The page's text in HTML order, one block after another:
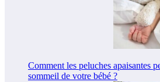
Comment les peluches apaisantes
sommeil de votre bébé ?